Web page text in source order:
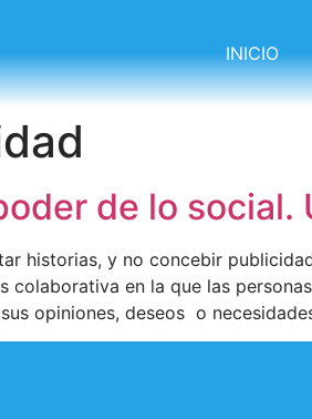
INICIO
de lo social.
historias, y no concebir
colaborativa en la que las
opiniones, deseos o